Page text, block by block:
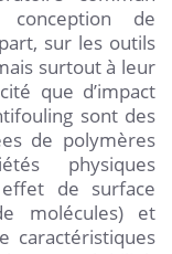
de
sur les outils
surtout à leur
que d’impact
sont des
de polymères
physiques
de surface
molécules) et
caractéristiques